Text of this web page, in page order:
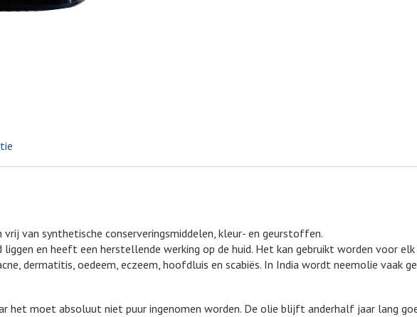
van synthetische conserveringsmiddelen, kleur- en geurstoffen.
en heeft een herstellende werking op de huid. Het kan gebruikt worden voor
dermatitis, oedeem, eczeem, hoofdluis en scabiës. In India wordt neemolie vaak
het moet absoluut niet puur ingenomen worden. De olie blijft anderhalf jaar lang